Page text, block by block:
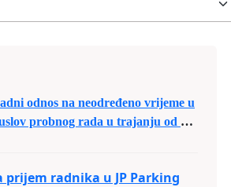
odnos na neodređeno vrijeme u
probnog rada u trajanju od 3
prijem radnika u JP Parking